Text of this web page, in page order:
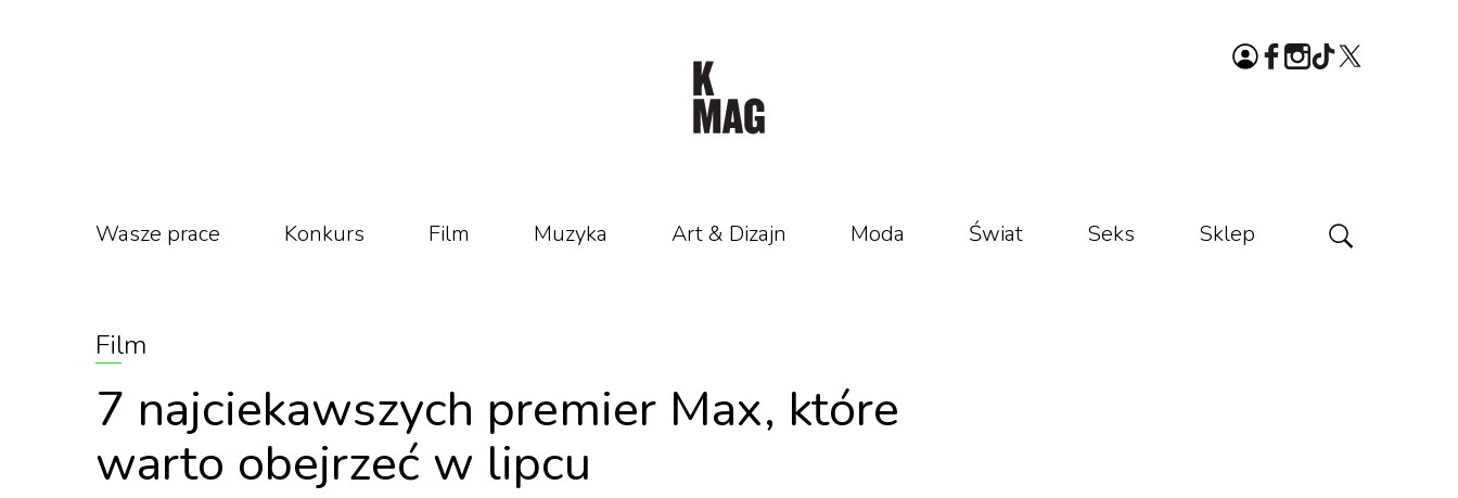
Wasze prace Konkurs Film Muzyka Art & Dizajn Moda Świat Seks Sklep
Film
7 najciekawszych premier Max, które
warto obejrzeć w lipcu